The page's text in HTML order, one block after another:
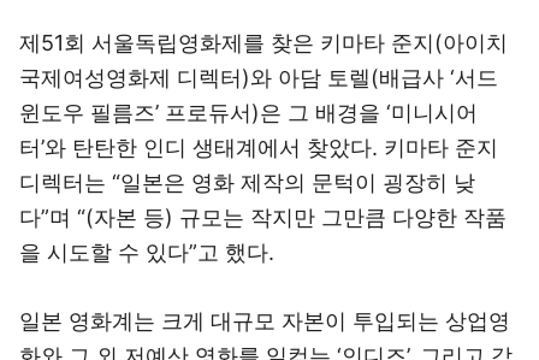
제51회 서울독립영화제를 찾은 키마타 준지(아이치
국제여성영화제 디렉터)와 아담 토렐(배급사 ‘서드
윈도우 필름즈’ 프로듀서)은 그 배경을 ‘미니시어
터’와 탄탄한 인디 생태계에서 찾았다. 키마타 준지
디렉터는 “일본은 영화 제작의 문턱이 굉장히 낮
다”며 “(자본 등) 규모는 작지만 그만큼 다양한 작품
을 시도할 수 있다”고 했다.
일본 영화계는 크게 대규모 자본이 투입되는 상업영